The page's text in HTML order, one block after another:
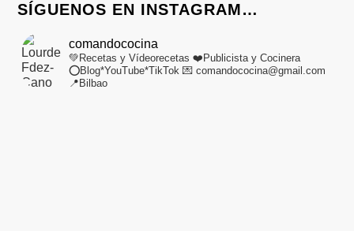
SÍGUENOS EN INSTAGRAM…
comandococina
💚Recetas y Vídeorecetas ❤️Publicista y Cocinera
⭕Blog*YouTube*TikTok 💌 comandococina@gmail.com
📍Bilbao